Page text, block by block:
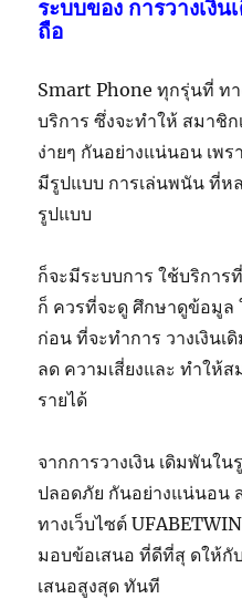
ระบบของ การวางเงิ
ถือ
Smart Phone ทุกรุ่นที่ ทา
บริการ ซึ่งจะทำให้ สมาชิก
ง่ายๆ กันอย่างแน่นอน เพร
มีรูปแบบ การเล่นพนัน ที่ห
รูปแบบ
ก็จะมีระบบการ ใช้บริกา
ก็ ควรที่จะดู ศึกษาดูข้อมูล
ก่อน ที่จะทำการ วางเงิน
ลด ความเสี่ยงและ ทำให้
รายได้
จากการวางเงิน เดิมพันใน
ปลอดภัย กันอย่างแน่นอน
ทางเว็บไซต์
มอบข้อเสนอ ที่ดีที่สุ ดให้
เสนอสูงสุด ทันที